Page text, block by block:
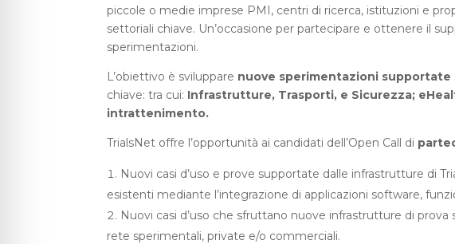
piccole o medie imprese PMI, centri di ricerca, istituzioni e
settoriali chiave. Un’occasione per partecipare e ottenere il
sperimentazioni.
L’obiettivo è sviluppare nuove sperimentazioni
chiave: tra cui: Infrastrutture, Trasporti, e Sicurezza;
intrattenimento.
TrialsNet offre l’opportunità ai candidati dell’Open Call di
Nuovi casi d’uso e prove supportate dalle infrastrutture di
esistenti mediante l’integrazione di applicazioni software,
Nuovi casi d’uso che sfruttano nuove infrastrutture di
rete sperimentali, private e/o commerciali.